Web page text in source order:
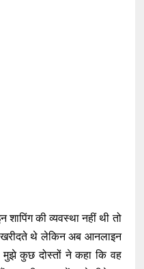
की व्यवस्था नहीं थी तो
खरीदते थे लेकिन अब आनलाइन
कुछ दोस्तों ने कहा कि वह